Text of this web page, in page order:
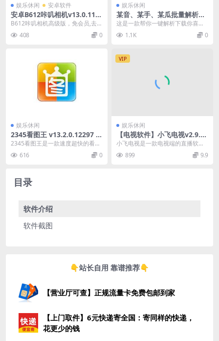
娱乐休闲 安卓软件
安卓B612咔叽相机v13.0.11高
级版
B612咔叽相机高级版，免会员,去更
新纯净版，此外，软件还提供了更
多的美颜和自拍...
408 0
娱乐休闲
某音、某手、某瓜批量解析去
水印 v2.1.8
这是一款帮你一键解析下载你喜欢
的短视频作品的软件，支持目前主
流抖音、快手、西瓜视...
1.1K 0
娱乐休闲
2345看图王 v13.2.0.12297 去
广告纯净版
2345看图王是一款速度超快的看图
软件，简洁易操作。采用了超强图
片引擎，在低配置...
616 0
VIP
娱乐休闲
【电视软件】小飞电视v2.9.0
TV版-清爽无广告秒换台【永
小飞电视是一款电视端的直播软
件，无需二次付费和登录，资源丰
富，高清流畅。具备开机...
899 9.9
目录
软件介绍
软件截图
👇站长自用 靠谱推荐👇
【营业厅可查】正规流量卡免费包邮到家
【上门取件】6元快递寄全国：寄同样的快递，
花更少的钱